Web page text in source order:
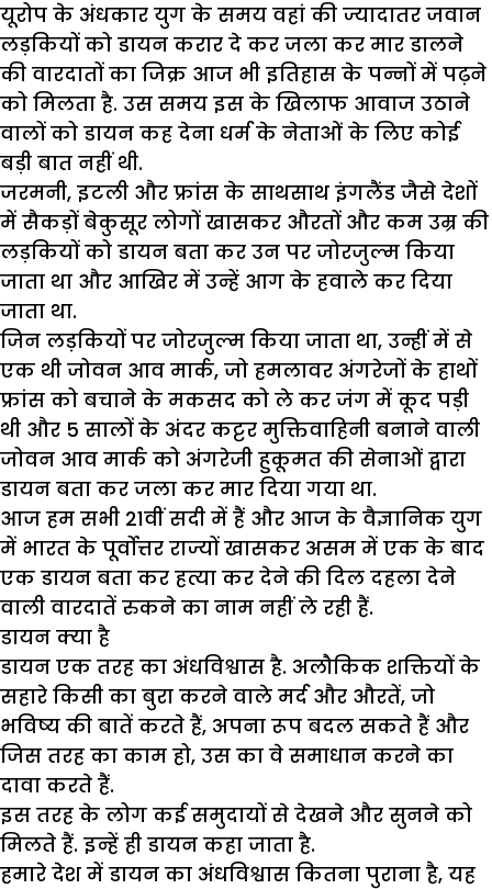
यूरोप के अंधकार युग के समय वहां की ज्यादातर जवान
लड़कियों को डायन करार दे कर जला कर मार डालने
की वारदातों का जिक्र आज भी इतिहास के पन्नों में पढ़ने
को मिलता है. उस समय इस के खिलाफ आवाज उठाने
वालों को डायन कह देना धर्म के नेताओं के लिए कोई
बड़ी बात नहीं थी.
जरमनी, इटली और फ्रांस के साथसाथ इंगलैंड जैसे देशों
में सैकड़ों बेकुसूर लोगों खासकर औरतों और कम उम्र की
लड़कियों को डायन बता कर उन पर जोरजुल्म किया
जाता था और आखिर में उन्हें आग के हवाले कर दिया
जाता था.
जिन लड़कियों पर जोरजुल्म किया जाता था, उन्हीं में से
एक थी जोवन आव मार्क, जो हमलावर अंगरेजों के हाथों
फ्रांस को बचाने के मकसद को ले कर जंग में कूद पड़ी
थी और 5 सालों के अंदर कट्टर मुक्तिवाहिनी बनाने वाली
जोवन आव मार्क को अंगरेजी हुकूमत की सेनाओं द्वारा
डायन बता कर जला कर मार दिया गया था.
आज हम सभी 21वीं सदी में हैं और आज के वैज्ञानिक युग
में भारत के पूर्वोत्तर राज्यों खासकर असम में एक के बाद
एक डायन बता कर हत्या कर देने की दिल दहला देने
वाली वारदातें रुकने का नाम नहीं ले रही हैं.
डायन क्या है
डायन एक तरह का अंधविश्वास है. अलौकिक शक्तियों के
सहारे किसी का बुरा करने वाले मर्द और औरतें, जो
भविष्य की बातें करते हैं, अपना रूप बदल सकते हैं और
जिस तरह का काम हो, उस का वे समाधान करने का
दावा करते हैं.
इस तरह के लोग कई समुदायों से देखने और सुनने को
मिलते हैं. इन्हें ही डायन कहा जाता है.
हमारे देश में डायन का अंधविश्वास कितना पुराना है, यह